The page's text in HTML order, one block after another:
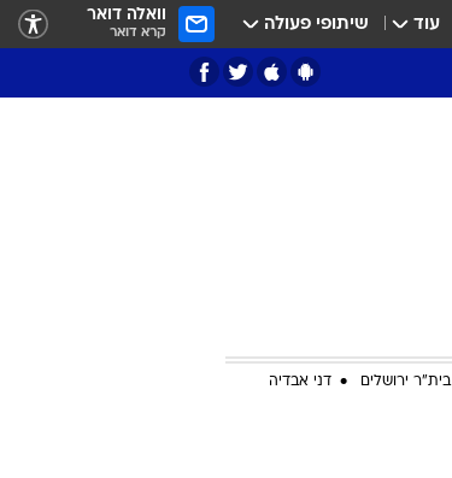
עוד שיתופי פעולה וואלה דואר
קרא דואר
בית"ר ירושלים דני אבדיה